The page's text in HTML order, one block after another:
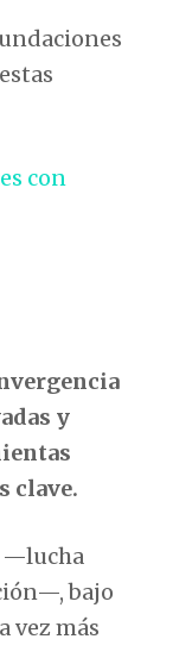
con
y
clave.
—lucha
bajo
vez más